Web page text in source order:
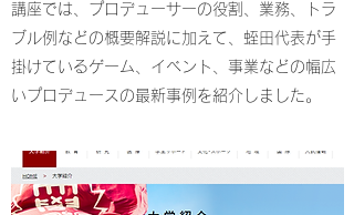
講座では、プロデューサーの役割、業務、トラ
ブル例などの概要解説に加えて、蛭田代表が手
掛けているゲーム、イベント、事業などの幅広
いプロデュースの最新事例を紹介しました。